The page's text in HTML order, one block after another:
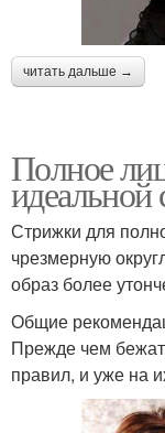
читать дальше →
Полное
идеальной
Стрижки для
чрезмерную
образ более
Общие
Прежде чем
правил, и уже на